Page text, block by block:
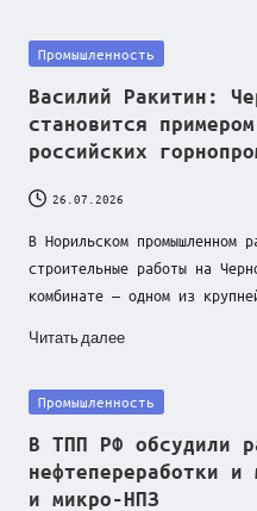
Posted
Промышленность
Василий Ракитин:
становится
российских
26.07.2026
В Норильском промышленном
строительные работы на
комбинате — одном из
Читать далее
Posted
Промышленность
В ТПП РФ обсудили
нефтепереработки
и микро-НПЗ